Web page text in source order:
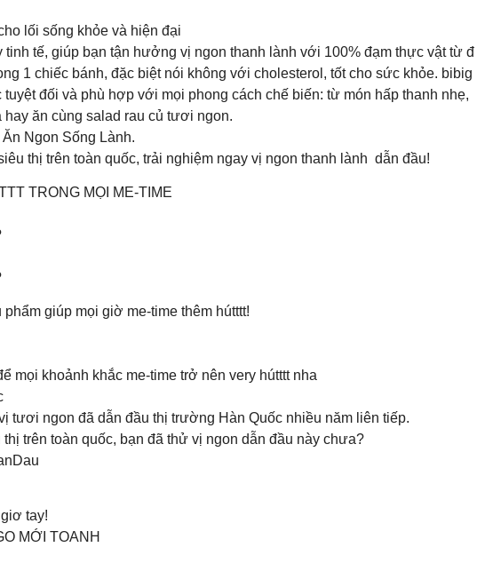
lối sống khỏe và hiện đại
tinh tế, giúp bạn tận hưởng vị ngon thanh lành với 100% đạm thực vật từ đ
1 chiếc bánh, đặc biệt nói không với cholesterol, tốt cho sức khỏe. bibig
đối và phù hợp với mọi phong cách chế biến: từ món hấp thanh nhẹ,
ăn cùng salad rau củ tươi ngon.
Ngon Sống Lành.
thị trên toàn quốc, trải nghiệm ngay vị ngon thanh lành dẫn đầu!
TRONG MỌI ME-TIME
giúp mọi giờ me-time thêm hútttt!
mọi khoảnh khắc me-time trở nên very hútttt nha
tươi ngon đã dẫn đầu thị trường Hàn Quốc nhiều năm liên tiếp.
trên toàn quốc, bạn đã thử vị ngon dẫn đầu này chưa?
tay!
MỚI TOANH